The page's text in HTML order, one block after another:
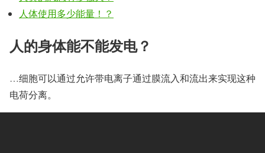
人体使用多少能量！？
人的身体能不能发电？
…细胞可以通过允许带电离子通过膜流入和流出来实现这种
电荷分离。